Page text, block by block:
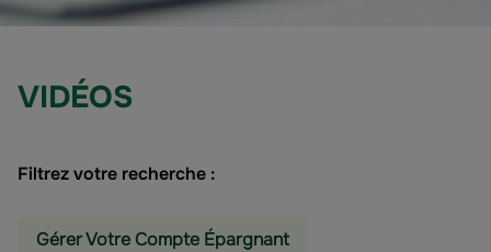
VIDÉOS
Filtrez votre recherche :
Gérer Votre Compte Épargnant